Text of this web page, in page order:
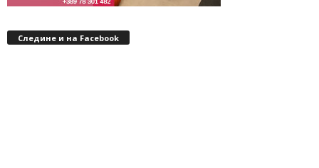
Следине и на Facebook